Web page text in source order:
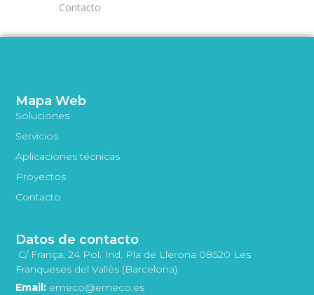
Contacto
Mapa Web
Soluciones
Servicios
Aplicaciones técnicas
Proyectos
Contacto
Datos de contacto
C/ França, 24 Pol. Ind. Pla de Llerona 08520 Les
Franqueses del Vallès (Barcelona)
Email: emeco@emeco.es